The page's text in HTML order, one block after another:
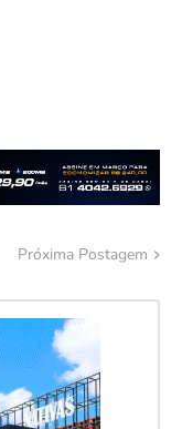
Próxima Postagem